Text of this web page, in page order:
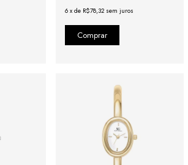
6 x de R$78,32 sem juros